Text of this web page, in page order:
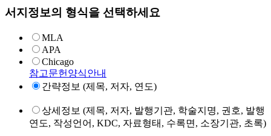
서지정보의 형식을 선택하세요
MLA
APA
Chicago
참고문헌양식안내
간략정보 (제목, 저자, 연도)
상세정보 (제목, 저자, 발행기관, 학술지명, 권호, 발행
연도, 작성언어, KDC, 자료형태, 수록면, 소장기관, 초록)